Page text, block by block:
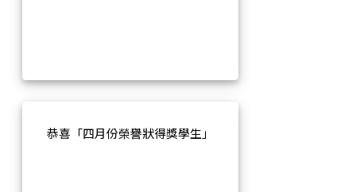
恭喜「四月份榮譽狀得獎學生」